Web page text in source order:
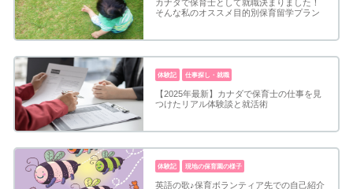
カナダで保育士として就職決まりました！
そんな私のオススメ目的別保育留学プラン
体験記 仕事探し・就職
【2025年最新】カナダで保育士の仕事を見
つけたリアル体験談と就活術
体験記 現地の保育園の様子
英語の歌♪保育ボランティア先での自己紹介